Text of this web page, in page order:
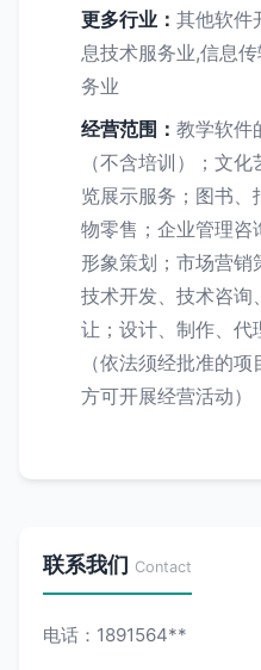
更多行业： 其他软件
息技术服务业,信息
务业
经营范围： 教学软件
（不含培训）；文
览展示服务；图书、
物零售；企业管理咨
形象策划；市场营销
技术开发、技术咨询
让；设计、制作、代
（依法须经批准的
方可开展经营活动）
联系我们 Contact
电话：1891564**